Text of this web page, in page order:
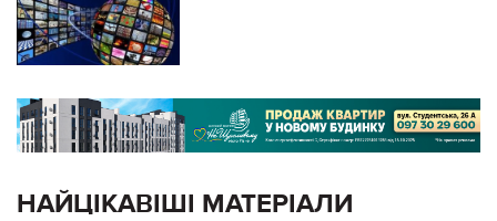
НАЙЦІКАВІШІ МАТЕРІАЛИ